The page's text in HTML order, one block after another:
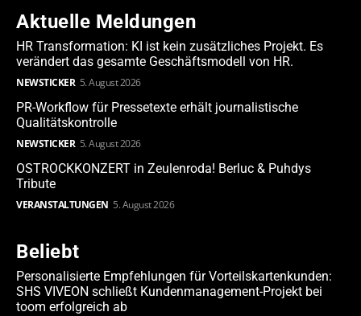
Aktuelle Meldungen
HR Transformation: KI ist kein zusätzliches Projekt. Es
verändert das gesamte Geschäftsmodell von HR.
NEWSTICKER 5. August 2026
PR-Workflow für Pressetexte erhält journalistische
Qualitätskontrolle
NEWSTICKER 5. August 2026
OSTROCKKONZERT in Zeulenroda! Berluc & Puhdys
Tribute
VERANSTALTUNGEN 5. August 2026
Beliebt
Personalisierte Empfehlungen für Vorteilskartenkunden:
SHS VIVEON schließt Kundenmanagement-Projekt bei
toom erfolgreich ab